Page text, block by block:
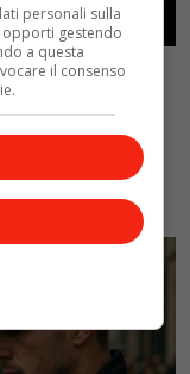
promettono il
personali sulla
gestendo
a questa
il consenso